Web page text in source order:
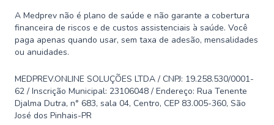
A Medprev não é plano de saúde e não garante a cobertura
financeira de riscos e de custos assistenciais à saúde. Você
paga apenas quando usar, sem taxa de adesão, mensalidades
ou anuidades.
MEDPREV.ONLINE SOLUÇÕES LTDA / CNPJ: 19.258.530/0001-
62 / Inscrição Municipal: 23106048 / Endereço: Rua Tenente
Djalma Dutra, n° 683, sala 04, Centro, CEP 83.005-360, São
José dos Pinhais-PR